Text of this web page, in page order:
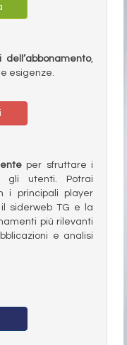
dell’abbonamento,
esigenze.
per sfruttare i
gli utenti. Potrai
i principali player
siderweb TG e la
più rilevanti
e analisi